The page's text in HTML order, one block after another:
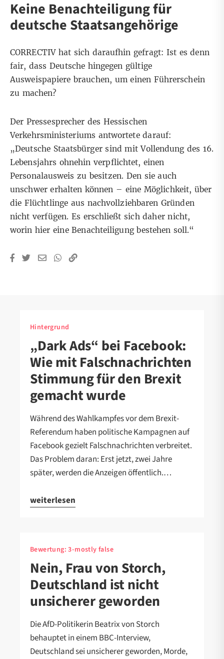
Keine Benachteiligung für
deutsche Staatsangehörige
CORRECTIV hat sich daraufhin gefragt: Ist es denn
fair, dass Deutsche hingegen gültige
Ausweispapiere brauchen, um einen Führerschein
zu machen?
Der Pressesprecher des Hessischen
Verkehrsministeriums antwortete darauf:
„Deutsche Staatsbürger sind mit Vollendung des 16.
Lebensjahrs ohnehin verpflichtet, einen
Personalausweis zu besitzen. Den sie auch
unschwer erhalten können – eine Möglichkeit, über
die Flüchtlinge aus nachvollziehbaren Gründen
nicht verfügen. Es erschließt sich daher nicht,
worin hier eine Benachteiligung bestehen soll.“
Hintergrund
„Dark Ads“ bei Facebook:
Wie mit Falschnachrichten
Stimmung für den Brexit
gemacht wurde
Während des Wahlkampfes vor dem Brexit-
Referendum haben politische Kampagnen auf
Facebook gezielt Falschnachrichten verbreitet.
Das Problem daran: Erst jetzt, zwei Jahre
später, werden die Anzeigen öffentlich.…
weiterlesen
Bewertung:3-mostly false
Nein, Frau von Storch,
Deutschland ist nicht
unsicherer geworden
Die AfD-Politikerin Beatrix von Storch
behauptet in einem BBC-Interview,
Deutschland sei unsicherer geworden, Morde,